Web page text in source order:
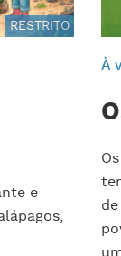
RESTRITO
e
À